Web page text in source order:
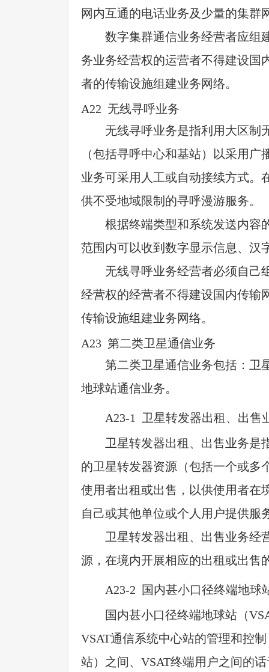
网内互通的电话业务及少量的集群
数字集群通信业务经营者应组
务业务经营权的运营者不得建设国
者的传输设施组建业务网络。
A22 无线寻呼业务
无线寻呼业务是指利用大区制
（包括寻呼中心和基站）以采用
业务可采用人工或自动接续方式。
供不受地域限制的寻呼漫游服务。
根据终端类型和系统发送内容
范围内可以收到数字显示信息、汉
无线寻呼业务经营者必须自己
经营权的经营者不得建设国内传输
传输设施组建业务网络。
A23 第二类卫星通信业务
第二类卫星通信业务包括：卫
地球站通信业务。
A23-1 卫星转发器出租、出售
卫星转发器出租、出售业务是
的卫星转发器资源（包括一个或多
使用者出租或出售，以供使用者在
自己或其他单位或个人用户提供服
卫星转发器出租、出售业务经
源，在境内开展相应的出租或出售
A23-2
国内甚小口径终端地球
国内甚小口径终端地球站（
VSAT通信系统中心站的管理和控
站）之间、 VSAT终端用户之间的